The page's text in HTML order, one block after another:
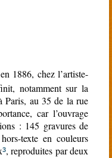
1886, chez l’artiste-
notamment sur la
Paris, au 35 de la rue
car l’ouvrage
: 145 gravures de
texte en couleurs
3, reproduites par deux